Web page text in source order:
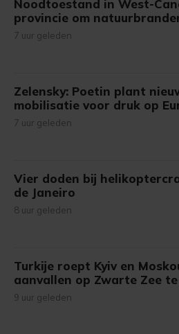
Noodtoestand in West-
provincie om
7 uur geleden
Zelensky: Poetin plant
mobilisatie voor druk op
7 uur geleden
Vier doden bij
de Janeiro
8 uur geleden
Turkije roept Kyiv en
aanvallen op Zwarte Zee
9 uur geleden